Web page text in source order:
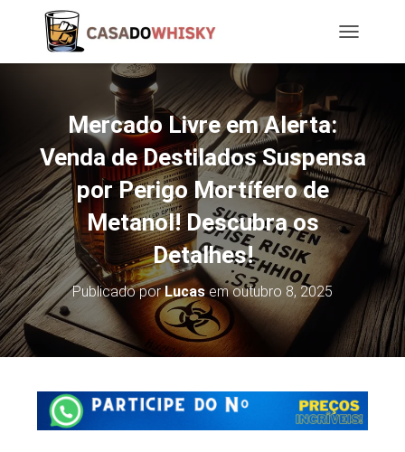
O
L
N
A
V
I
A
T
Mercado Livre em Alerta:
Venda de Destilados Suspensa
por Perigo Mortífero de
Metanol! Descubra os
Detalhes!
Publicado porLucasemoutubro 8, 2025